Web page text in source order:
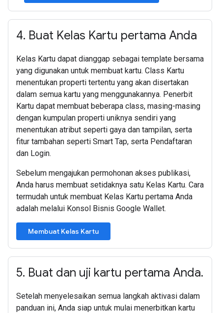
4. Buat Kelas Kartu pertama Anda
Kelas Kartu dapat dianggap sebagai template bersama
yang digunakan untuk membuat kartu. Class Kartu
menentukan properti tertentu yang akan disertakan
dalam semua kartu yang menggunakannya. Penerbit
Kartu dapat membuat beberapa class, masing-masing
dengan kumpulan properti uniknya sendiri yang
menentukan atribut seperti gaya dan tampilan, serta
fitur tambahan seperti Smart Tap, serta Pendaftaran
dan Login.
Sebelum mengajukan permohonan akses publikasi,
Anda harus membuat setidaknya satu Kelas Kartu. Cara
termudah untuk membuat Kelas Kartu pertama Anda
adalah melalui Konsol Bisnis Google Wallet.
Membuat Kelas Kartu
5. Buat dan uji kartu pertama Anda.
Setelah menyelesaikan semua langkah aktivasi dalam
panduan ini, Anda siap untuk mulai menerbitkan kartu